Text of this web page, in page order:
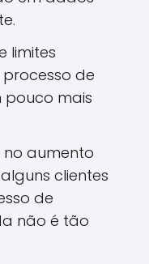
limites
de
pouco mais
no aumento
clientes
de
não é tão